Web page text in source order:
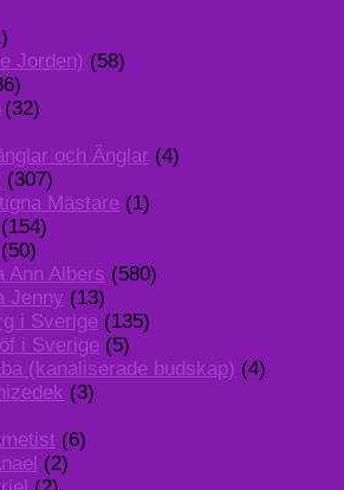
Jorden) (58)
(32)
och Änglar (4)
(307)
Mästare (1)
(154)
(50)
Ann Albers (580)
Jenny (13)
i Sverige (135)
i Sverige (5)
(kanaliserade budskap) (4)
(3)
(6)
(2)